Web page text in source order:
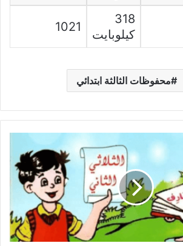
318
كيلوبايت
1021
محفوظات الثالثة ابتدائي